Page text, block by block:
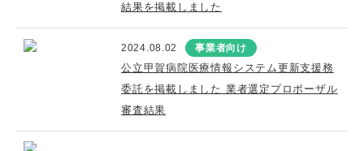
結果を掲載しました
2024.08.02 事業者向け
公立甲賀病院医療情報システム更新支援務
委託を掲載しました 業者選定プロポーザル
審査結果